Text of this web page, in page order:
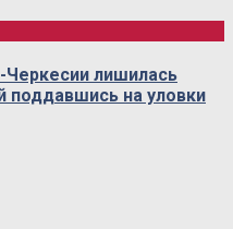
лишилась
поддавшись на уловки